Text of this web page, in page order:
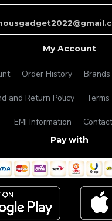
My Account
Order History Brands
and Return Policy
EMI Information
Pay with